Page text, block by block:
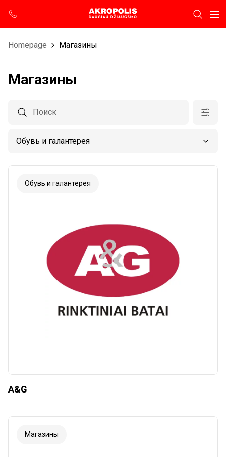
Homepage Магазины
Магазины
Обувь и галантерея
A&G
Магазины